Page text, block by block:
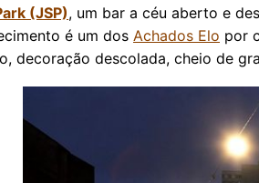
(JSP), um bar a céu aberto e
é um dos Achados Elo por
decoração descolada, cheio de